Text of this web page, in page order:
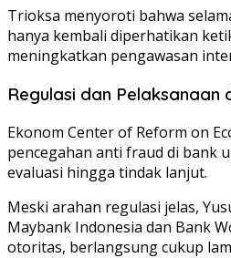
Trioksa menyoroti bahwa
hanya kembali diperhatikan
meningkatkan pengawasan
Regulasi dan Pelaksanaan
Ekonom Center of Reform on
pencegahan anti fraud di bank
evaluasi hingga tindak lanjut.
Meski arahan regulasi jelas,
Maybank Indonesia dan Bank
otoritas, berlangsung cukup